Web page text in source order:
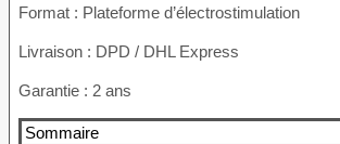
Format : Plateforme d’électrostimulation
Livraison : DPD / DHL Express
Garantie : 2 ans
Sommaire